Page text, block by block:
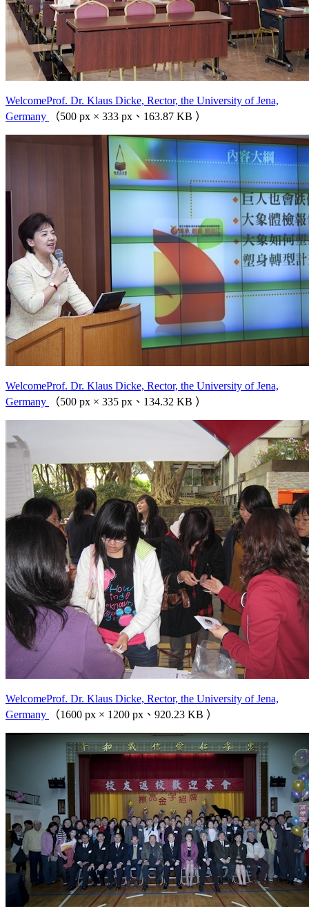
WelcomeProf. Dr. Klaus Dicke, Rector, the University of Jena,
Germany
（500 px × 333 px、163.87 KB ）
WelcomeProf. Dr. Klaus Dicke, Rector, the University of Jena,
Germany
（500 px × 335 px、134.32 KB ）
WelcomeProf. Dr. Klaus Dicke, Rector, the University of Jena,
Germany
（1600 px × 1200 px、920.23 KB ）